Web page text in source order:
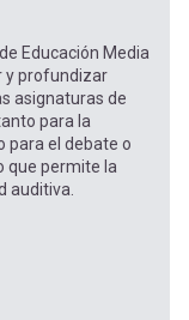
Educación Media
y profundizar
asignaturas de
para la
para el debate o
que permite la
auditiva.